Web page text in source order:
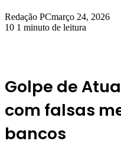
Redação PCmarço 24, 2026
10 1 minuto de leitura
Golpe de
com falsas
bancos